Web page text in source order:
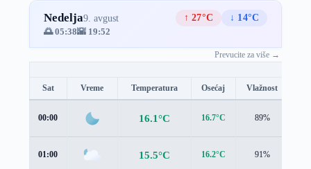
Nedelja9. avgust ↑ 27°C
↓ 14°C
🌅 05:38🌇 19:52
Prevucite za više →
Sat Vreme Temperatura Osećaj Vlažnost
00:00 16.1°C 16.7°C 89%
01:00 15.5°C 16.2°C 91%